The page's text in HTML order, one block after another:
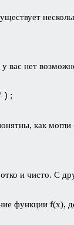
нет
как
и чисто. С
функции f(x),